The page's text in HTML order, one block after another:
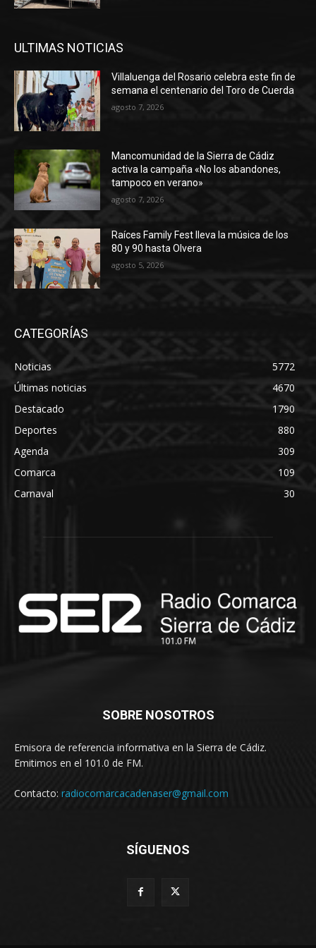
ULTIMAS NOTICIAS
Villaluenga del Rosario celebra este fin de
semana el centenario del Toro de Cuerda
agosto 7, 2026
Mancomunidad de la Sierra de Cádiz
activa la campaña «No los abandones,
tampoco en verano»
agosto 7, 2026
Raíces Family Fest lleva la música de los
80 y 90 hasta Olvera
agosto 5, 2026
CATEGORÍAS
Noticias
5772
Últimas noticias
4670
Destacado
1790
Deportes
880
Agenda
309
Comarca
109
Carnaval
30
SOBRE NOSOTROS
Emisora de referencia informativa en la Sierra de Cádiz.
Emitimos en el 101.0 de FM.
Contacto: radiocomarcacadenaser@gmail.com
SÍGUENOS